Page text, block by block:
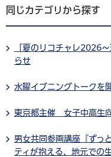
同じカテゴリから探す
「夏のリコチャレ2026
らせ
水曜イブニングトークを
東京都主催 女子中高生
男女共同参画講座『ずっ
ティが抱える、地元での